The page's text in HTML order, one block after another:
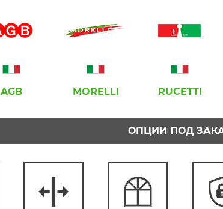
AGB MORELLI RUCETTI
ОПЦИИ ПОД